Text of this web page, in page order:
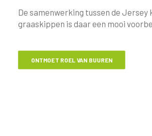
De samenwerking tussen de Jersey
graaskippen is daar een mooi
ONTMOET ROEL VAN BUUREN